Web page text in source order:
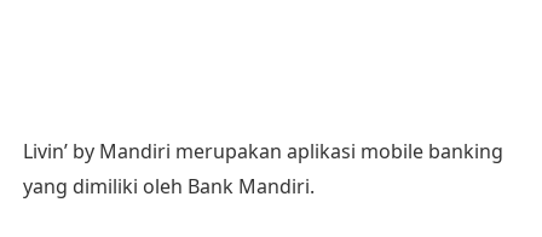
Livin’ by Mandiri merupakan aplikasi mobile banking
yang dimiliki oleh Bank Mandiri.